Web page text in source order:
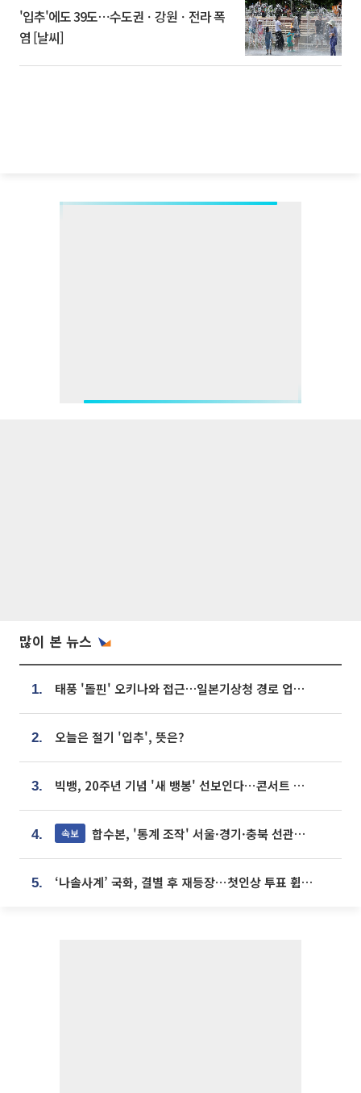
'입추'에도 39도⋯수도권ㆍ강원ㆍ전라 폭
염 [날씨]
많이 본 뉴스
1. 태풍 '돌핀' 오키나와 접근…일본기상청 경로 업데이트
2. 오늘은 절기 '입추', 뜻은?
3. 빅뱅, 20주년 기념 '새 뱅봉' 선보인다⋯콘서트 앞두고 팝업 개최
4. 속보 합수본, '통계 조작' 서울·경기·충북 선관위 등 추가 압수수색
5. ‘나솔사계’ 국화, 결별 후 재등장⋯첫인상 투표 휩쓸고 ‘인기녀’ 등극